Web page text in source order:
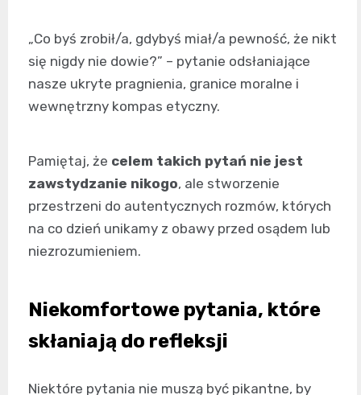
„Co byś zrobił/a, gdybyś miał/a pewność, że nikt
się nigdy nie dowie?” – pytanie odsłaniające
nasze ukryte pragnienia, granice moralne i
wewnętrzny kompas etyczny.
Pamiętaj, że celem takich pytań nie jest
zawstydzanie nikogo, ale stworzenie
przestrzeni do autentycznych rozmów, których
na co dzień unikamy z obawy przed osądem lub
niezrozumieniem.
Niekomfortowe pytania, które
skłaniają do refleksji
Niektóre pytania nie muszą być pikantne, by